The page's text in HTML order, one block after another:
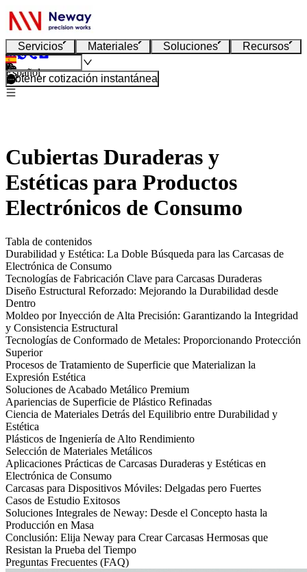
Servicios Materiales Soluciones Recursos
Español
Obtener cotización instantánea
Cubiertas Duraderas y
Estéticas para Productos
Electrónicos de Consumo
Tabla de contenidos
Durabilidad y Estética: La Doble Búsqueda para las Carcasas de
Electrónica de Consumo
Tecnologías de Fabricación Clave para Carcasas Duraderas
Diseño Estructural Reforzado: Mejorando la Durabilidad desde
Dentro
Moldeo por Inyección de Alta Precisión: Garantizando la Integridad
y Consistencia Estructural
Tecnologías de Conformado de Metales: Proporcionando Protección
Superior
Procesos de Tratamiento de Superficie que Materializan la
Expresión Estética
Soluciones de Acabado Metálico Premium
Apariencias de Superficie de Plástico Refinadas
Ciencia de Materiales Detrás del Equilibrio entre Durabilidad y
Estética
Plásticos de Ingeniería de Alto Rendimiento
Selección de Materiales Metálicos
Aplicaciones Prácticas de Carcasas Duraderas y Estéticas en
Electrónica de Consumo
Carcasas para Dispositivos Móviles: Delgadas pero Fuertes
Casos de Estudio Exitosos
Soluciones Integrales de Neway: Desde el Concepto hasta la
Producción en Masa
Conclusión: Elija Neway para Crear Carcasas Hermosas que
Resistan la Prueba del Tiempo
Preguntas Frecuentes (FAQ)